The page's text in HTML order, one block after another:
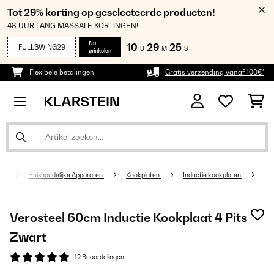
Tot 29% korting op geselecteerde producten!
48 UUR LANG MASSALE KORTINGEN!
FULLSWING29
Nu
winkelen
10 U 29 M 24 S
Flexibele betalingen Gratis verzending vanaf 100€*
Huishoudelijke Apparaten Kookplaten Inductie kookplaten
Verosteel 60cm Inductie Kookplaat 4 Pits
Zwart
12 Beoordelingen